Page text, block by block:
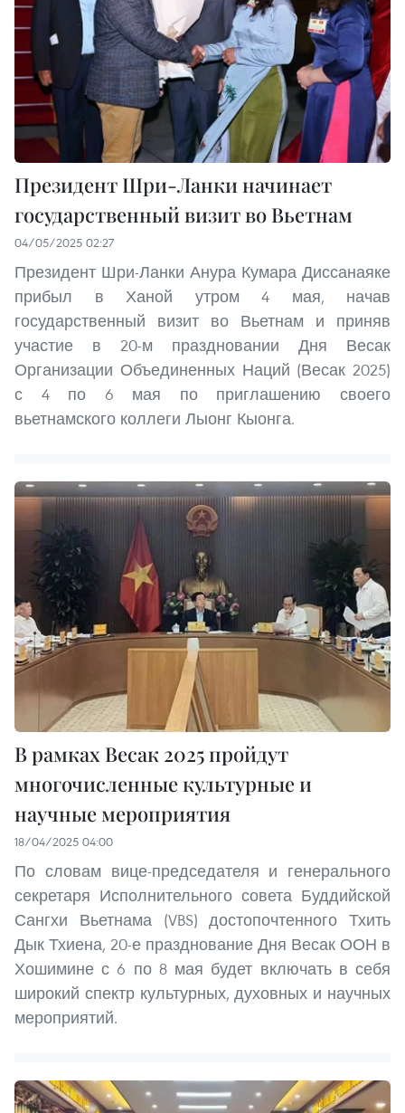
Президент Шри-Ланки начинает
государственный визит во Вьетнам
04/05/2025 02:27
Президент Шри-Ланки Анура Кумара Диссанаяке
прибыл в Ханой утром 4 мая, начав
государственный визит во Вьетнам и приняв
участие в 20-м праздновании Дня Весак
Организации Объединенных Наций (Весак 2025)
с 4 по 6 мая по приглашению своего
вьетнамского коллеги Лыонг Кыонга.
В рамках Весак 2025 пройдут
многочисленные культурные и
научные мероприятия
18/04/2025 04:00
По словам вице-председателя и генерального
секретаря Исполнительного совета Буддийской
Сангхи Вьетнама (VBS) достопочтенного Тхить
Дык Тхиена, 20-е празднование Дня Весак ООН в
Хошимине с 6 по 8 мая будет включать в себя
широкий спектр культурных, духовных и научных
мероприятий.